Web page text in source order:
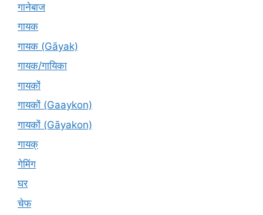
गानेबाज
गायक
गायक (Gāyak)
गायक/गायिका
गायकों
गायकों (Gaaykon)
गायकों (Gāyakon)
गायक्
गेमिंग
घर
चेफ